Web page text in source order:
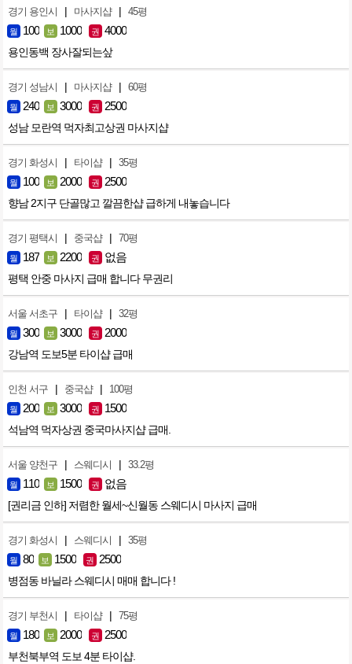
경기 용인시 | 마사지샵 | 45평
월 100 보 1000 권 4000
용인동백 장사잘되는샆
경기 성남시 | 마사지샵 | 60평
월 240 보 3000 권 2500
성남 모란역 먹자최고상권 마사지샵
경기 화성시 | 타이샵 | 35평
월 100 보 2000 권 2500
향남 2지구 단골많고 깔끔한샵 급하게 내놓습니다
경기 평택시 | 중국샵 | 70평
월 187 보 2200 권 없음
평택 안중 마사지 급매 합니다 무권리
서울 서초구 | 타이샵 | 32평
월 300 보 3000 권 2000
강남역 도보5분 타이샵 급매
인천 서구 | 중국샵 | 100평
월 200 보 3000 권 1500
석남역 먹자상권 중국마사지샵 급매.
서울 양천구 | 스웨디시 | 33.2평
월 110 보 1500 권 없음
[권리금 인하] 저렴한 월세~신월동 스웨디시 마사지 급매
경기 화성시 | 스웨디시 | 35평
월 80 보 1500 권 2500
병점동 바닐라 스웨디시 매매 합니다 !
경기 부천시 | 타이샵 | 75평
월 180 보 2000 권 2500
부천북부역 도보 4분 타이샵.